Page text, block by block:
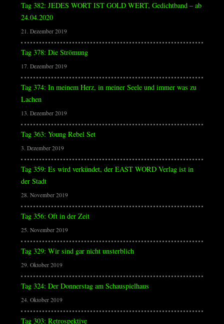
Tag 382: JEDES WORT IST GOLD WERT, Gedichtband – ab
24.04.2020
21. Dezember 2019
Tag 378: Die Strömung
17. Dezember 2019
Tag 374: In meinem Herz, in meiner Seele und immer was zu
Lachen
13. Dezember 2019
Tag 363: Young Rebel Set
3. Dezember 2019
Tag 359: Es wird verkündet, der EAST WORD Verlag ist in
der Stadt
28. November 2019
Tag 356: Oft in der Zeit
25. November 2019
Tag 329: Wir sind gar nicht unsterblich
29. Oktober 2019
Tag 324: Der Donnerstag am Schauspielhaus
24. Oktober 2019
Tag 303: Retrospektive